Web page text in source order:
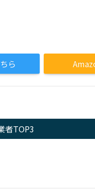
ら
者TOP3